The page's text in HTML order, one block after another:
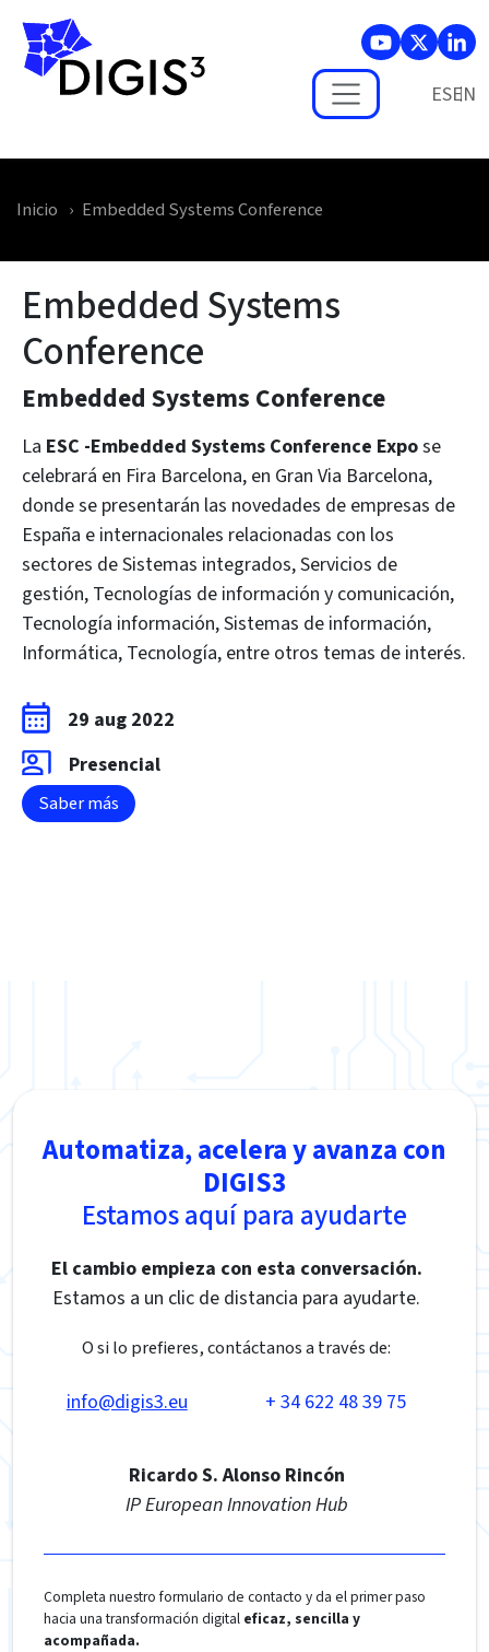
Skip to main content
ES
Inicio Embedded Systems Conference
Embedded Systems
Conference
Embedded Systems Conference
La ESC -Embedded Systems Conference Expose
celebrará en Fira Barcelona, en Gran Via Barcelona,
donde se presentarán las novedades de empresas de
España e internacionales relacionadas con los
sectores de Sistemas integrados, Servicios de
gestión, Tecnologías de información y comunicación,
Tecnología información, Sistemas de información,
Informática, Tecnología, entre otros temas de interés.
29 aug 2022
Presencial
Saber más
Automatiza, acelera y avanza con
DIGIS3
Estamos aquí para ayudarte
El cambio empieza con esta conversación.
Estamos a un clic de distancia para ayudarte.
O si lo prefieres, contáctanos a través de:
info@digis3.eu + 34 622 48 39 75
Ricardo S. Alonso Rincón
IP European Innovation Hub
Completa nuestro formulario de contacto y da el primer paso
hacia una transformación digital eficaz, sencilla y
acompañada.